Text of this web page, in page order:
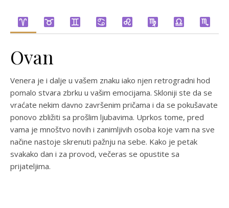
Ovan
Venera je i dalje u vašem znaku iako njen retrogradni hod
pomalo stvara zbrku u vašim emocijama. Skloniji ste da se
vraćate nekim davno završenim pričama i da se pokušavate
ponovo zbližiti sa prošlim ljubavima. Uprkos tome, pred
vama je mnoštvo novih i zanimljivih osoba koje vam na sve
načine nastoje skrenuti pažnju na sebe. Kako je petak
svakako dan i za provod, večeras se opustite sa
prijateljima.